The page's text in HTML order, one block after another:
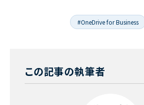
#OneDrive for Business
この記事の執筆者